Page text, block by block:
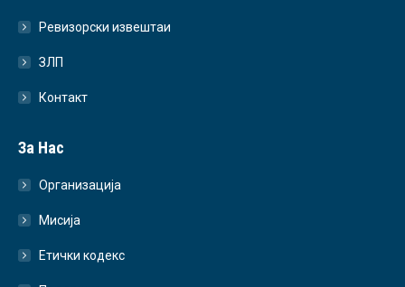
Ревизорски извештаи
ЗЛП
Контакт
За Нас
Организација
Мисија
Етички кодекс